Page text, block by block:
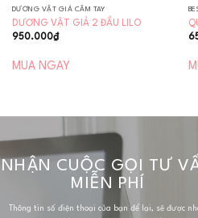
DƯƠNG VẬT GIẢ CẦM TAY
DƯƠNG VẬT GIẢ 2 ĐẦU LILO
950.000₫
MUA NGAY
NHẬN CUỘC GỌI TƯ
MIỄN PHÍ
Thông tin số điện thoại của bạn để lại, sẽ được